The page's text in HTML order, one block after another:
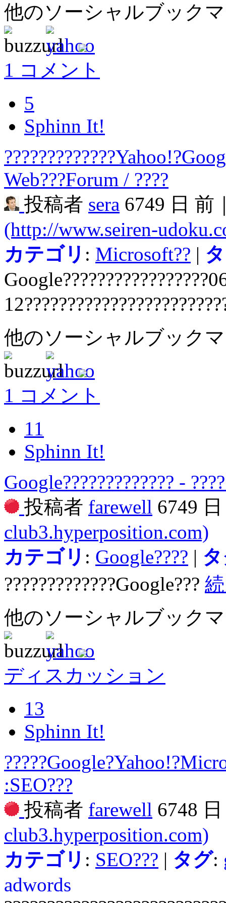
他のソーシャルブック
1 コメント
5
Sphinn It!
Web???Forum / ????
投稿者 sera 6749 日 前
(http://www.seiren-
カテゴリ : Microsoft?? |
他のソーシャルブック
1 コメント
11
Sphinn It!
Google????????????? -
投稿者 farewell 6749
club3.hyperposition.com)
カテゴリ : Google???? |
?????????????Google???
他のソーシャルブック
ディスカッション
13
Sphinn It!
:SEO???
投稿者 farewell 6748
club3.hyperposition.com)
カテゴリ : SEO??? | タグ:
adwords